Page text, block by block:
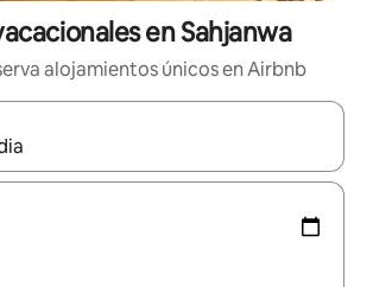
en Sahjanwa
alojamientos únicos en Airbnb
estén disponibles, navega con las